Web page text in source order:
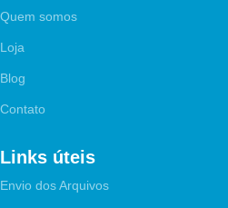
Quem somos
Loja
Blog
Contato
Links úteis
Envio dos Arquivos